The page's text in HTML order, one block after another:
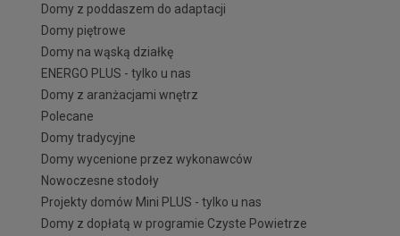
Domy z poddaszem do adaptacji
Domy piętrowe
Domy na wąską działkę
ENERGO PLUS - tylko u nas
Domy z aranżacjami wnętrz
Polecane
Domy tradycyjne
Domy wycenione przez wykonawców
Nowoczesne stodoły
Projekty domów Mini PLUS - tylko u nas
Domy z dopłatą w programie Czyste Powietrze